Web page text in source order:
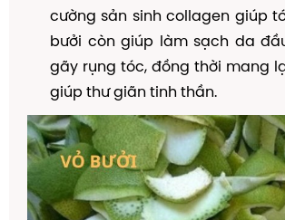
cường sản sinh collagen giúp
bưởi còn giúp làm sạch da
gãy rụng tóc, đồng thời mang
giúp thư giãn tinh thần.